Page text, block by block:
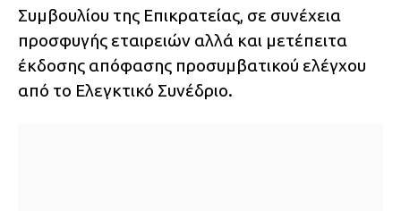
Συμβουλίου της Επικρατείας, σε συνέχεια
προσφυγής εταιρειών αλλά και μετέπειτα
έκδοσης απόφασης προσυμβατικού ελέγχου
από το Ελεγκτικό Συνέδριο.